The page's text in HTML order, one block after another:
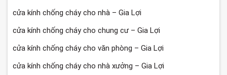
cửa kính chống cháy cho nhà – Gia Lợi
cửa kính chống cháy cho chung cư – Gia Lợi
cửa kính chống cháy cho văn phòng – Gia Lợi
cửa kính chống cháy cho nhà xưởng – Gia Lợi